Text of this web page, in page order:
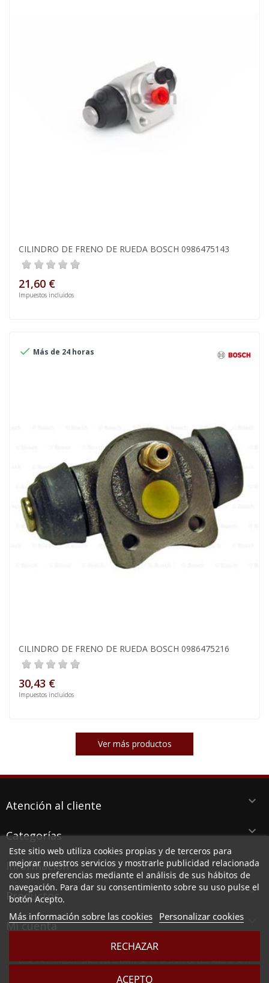
CILINDRO DE FRENO DE RUEDA BOSCH 0986475143
21,60 €
Impuestos incluidos
 Más de 24 horas
CILINDRO DE FRENO DE RUEDA BOSCH 0986475216
30,43 €
Impuestos incluidos
Ver más productos
Atención al cliente keyboard_arrow_down
Categorías keyboard_arrow_down
Información keyboard_arrow_down
Productos keyboard_arrow_down
Mi cuenta
Este sitio web utiliza cookies propias y de terceros para
mejorar nuestros servicios y mostrarle publicidad relacionada
con sus preferencias mediante el análisis de sus hábitos de
navegación. Para dar su consentimiento sobre su uso pulse el
botón Acepto.
Más información sobre las cookies Personalizar cookies
RECHAZAR
ACEPTO
LUBESPA DISTRIBUCIONES DEL LEVANTE SL, CIF B73789513, Ctra. Alicante 38 PI
Sociedad inscrita en el Registro Mercantil de Murcia, en el tomo 2949, folio 164, hoja MU -